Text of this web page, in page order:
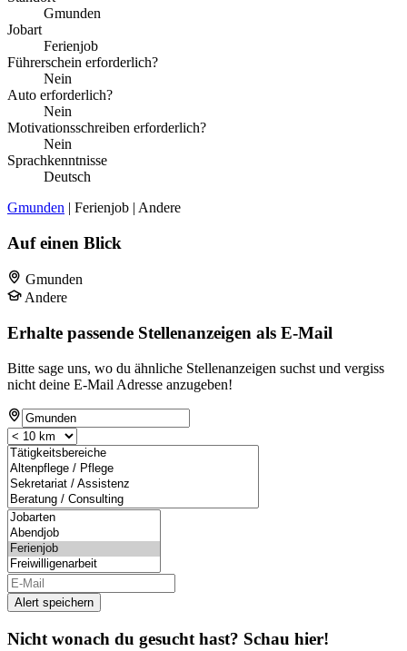
Gmunden
Jobart
Ferienjob
Führerschein erforderlich?
Nein
Auto erforderlich?
Nein
Motivationsschreiben erforderlich?
Nein
Sprachkenntnisse
Deutsch
Gmunden | Ferienjob | Andere
Auf einen Blick
Gmunden
Andere
Erhalte passende Stellenanzeigen als E-Mail
Bitte sage uns, wo du ähnliche Stellenanzeigen suchst und vergiss
nicht deine E-Mail Adresse anzugeben!
Alert speichern
Nicht wonach du gesucht hast? Schau hier!